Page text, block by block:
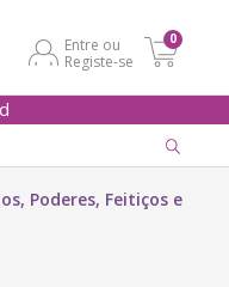
Entre ou
Registe-se
0
Poderes, Feitiços e